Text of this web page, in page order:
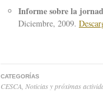
Informe sobre la
Diciembre, 2009.
CATEGORÍAS
CESCA Noticias y próximas